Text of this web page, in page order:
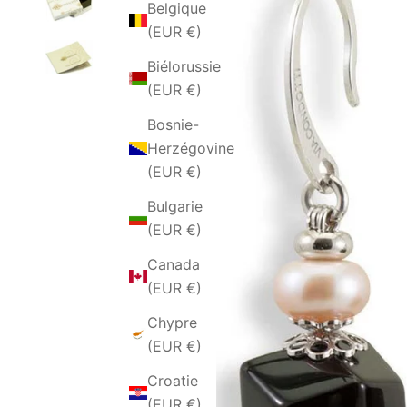
Belgique
(EUR €)
Biélorussie
(EUR €)
Bosnie-
Herzégovine
(EUR €)
Bulgarie
(EUR €)
Canada
(EUR €)
Chypre
(EUR €)
Croatie